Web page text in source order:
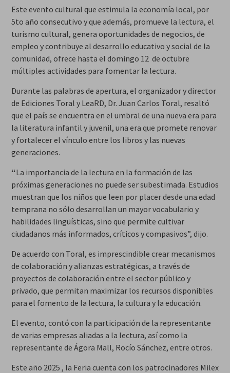
Este evento cultural que estimula la economía local, por
5to año consecutivo y que además, promueve la lectura, el
turismo cultural, genera oportunidades de negocios, de
empleo y contribuye al desarrollo educativo y social de la
comunidad, ofrece hasta el domingo 12 de octubre
múltiples actividades para fomentar la lectura.
Durante las palabras de apertura, el organizador y director
de Ediciones Toral y LeaRD, Dr. Juan Carlos Toral, resaltó
que el país se encuentra en el umbral de una nueva era para
la literatura infantil y juvenil, una era que promete renovar
y fortalecer el vínculo entre los libros y las nuevas
generaciones.
“La importancia de la lectura en la formación de las
próximas generaciones no puede ser subestimada. Estudios
muestran que los niños que leen por placer desde una edad
temprana no sólo desarrollan un mayor vocabulario y
habilidades lingüísticas, sino que permite cultivar
ciudadanos más informados, críticos y compasivos”, dijo.
De acuerdo con Toral, es imprescindible crear mecanismos
de colaboración y alianzas estratégicas, a través de
proyectos de colaboración entre el sector público y
privado, que permitan maximizar los recursos disponibles
para el fomento de la lectura, la cultura y la educación.
El evento, contó con la participación de la representante
de varias empresas aliadas a la lectura, así como la
representante de Ágora Mall, Rocío Sánchez, entre otros.
Este año 2025 , la Feria cuenta con los patrocinadores Milex